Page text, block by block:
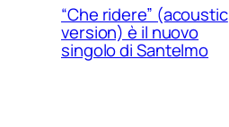
“Che ridere” (acoustic
version) è il nuovo
singolo di Santelmo